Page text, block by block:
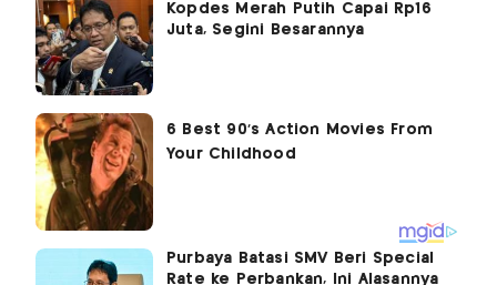
Kopdes Merah Putih Capai Rp16
Juta, Segini Besarannya
Purbaya Batasi SMV Beri Special
Rate ke Perbankan, Ini Alasannya